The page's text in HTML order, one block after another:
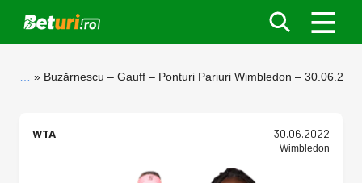
Buzărnescu – Gauff – Ponturi Pariuri Wimbledon – 30.06.2022
WTA 30.06.2022
Wimbledon